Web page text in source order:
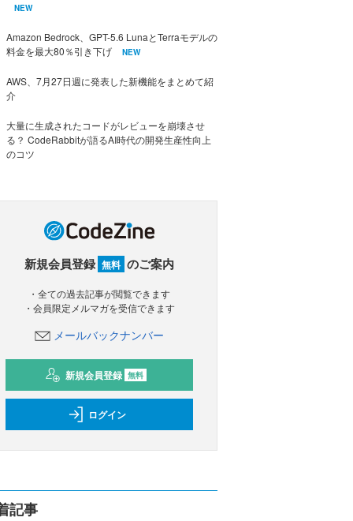
NEW
Amazon Bedrock、GPT-5.6 LunaとTerraモデルの
料金を最大80％引き下げ
NEW
AWS、7月27日週に発表した新機能をまとめて紹
介
大量に生成されたコードがレビューを崩壊させ
る？ CodeRabbitが語るAI時代の開発生産性向上
のコツ
新規会員登録 無料 のご案内
・全ての過去記事が閲覧できます
・会員限定メルマガを受信できます
メールバックナンバー
新規会員登録 無料
ログイン
記事